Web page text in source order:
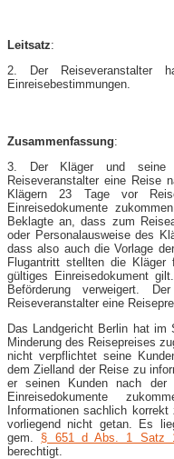
Leitsatz:
2. Der Reiseveranstalter
Einreisebestimmungen.
Zusammenfassung:
3. Der Kläger und seine
Reiseveranstalter eine Reise
Klägern 23 Tage vor
Einreisedokumente
Beklagte an, dass zum
oder Personalausweise des
dass also auch die Vorlage
Flugantritt stellten die
gültiges Einreisedokument
Beförderung verweigert.
Reiseveranstalter eine
Das Landgericht Berlin hat im
Minderung des Reisepreises
nicht verpflichtet seine
dem Zielland der Reise zu
er seinen Kunden nach der
Einreisedokumente
Informationen sachlich
vorliegend nicht getan. Es
gem. § 651 d Abs. 1 Satz
berechtigt.